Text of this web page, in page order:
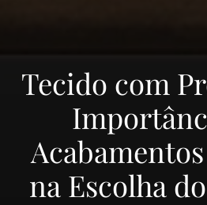
Tecido com
na Escolha